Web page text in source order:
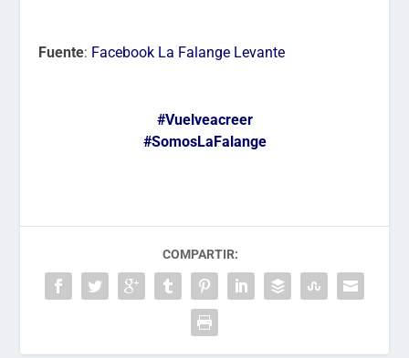
Fuente: Facebook La Falange Levante
#Vuelveacreer
#SomosLaFalange
COMPARTIR: